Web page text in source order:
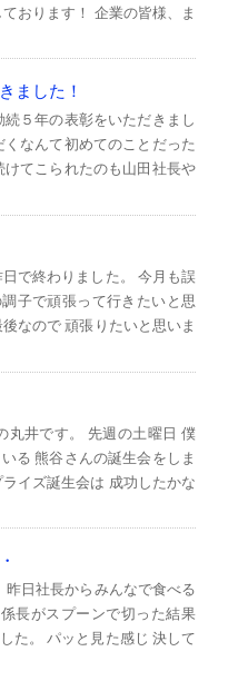
おります！ 企業の皆様、ま
ました！
５年の表彰をいただきまし
なんて初めてのことだった
てこられたのも山田社長や
で終わりました。 今月も誤
子で頑張って行きたいと思
なので 頑張りたいと思いま
丸井です。 先週の土曜日 僕
る 熊谷さんの誕生会をしま
イズ誕生会は 成功したかな
昨日社長からみんなで食べる
長がスプーンで切った結果
た。 パッと見た感じ 決して